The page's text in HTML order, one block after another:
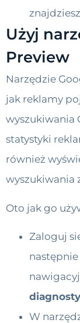
Użyj
Preview
Narzędzie
jak reklamy
wyszukiwania
statystyki
również
wyszukiwania
Oto jak go
Zaloguj
W